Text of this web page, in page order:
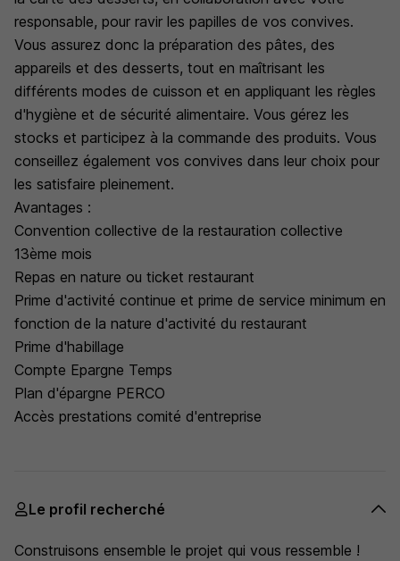
responsable, pour ravir les papilles de vos convives.
Vous assurez donc la préparation des pâtes, des
appareils et des desserts, tout en maîtrisant les
différents modes de cuisson et en appliquant les règles
d'hygiène et de sécurité alimentaire. Vous gérez les
stocks et participez à la commande des produits. Vous
conseillez également vos convives dans leur choix pour
les satisfaire pleinement.
Avantages :
Convention collective de la restauration collective
13ème mois
Repas en nature ou ticket restaurant
Prime d'activité continue et prime de service minimum en
fonction de la nature d'activité du restaurant
Prime d'habillage
Compte Epargne Temps
Plan d'épargne PERCO
Accès prestations comité d'entreprise
Le profil recherché
Construisons ensemble le projet qui vous ressemble !